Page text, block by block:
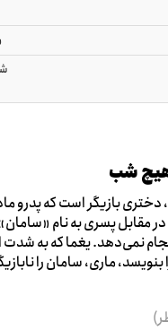
هیچ شب
بازیگر است که پدرو
انجام نمی‌دهد. یغما که به
ماری، سامان را